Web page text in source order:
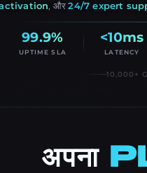
, और24/7 expert
99.9%
UPTIME SLA
<10ms
LATENCY
10,000+
अपना